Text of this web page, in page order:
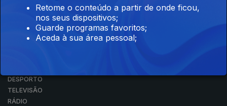
DESPORTO
TELEVISÃO
RÁDIO
Retome o conteúdo a partir de onde ficou,
nos seus dispositivos;
Guarde programas favoritos;
Aceda à sua área pessoal;